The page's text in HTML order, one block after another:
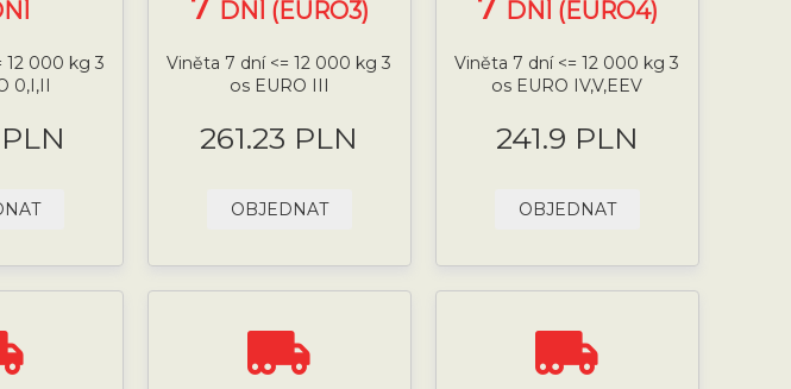
12 000 kg 3
0,I,II
DNÍ (EURO3)
Viněta 7 dní <= 12 000 kg 3
os EURO III
261.23 PLN
OBJEDNAT
DNÍ (EURO4)
Viněta 7 dní <= 12 000 kg 3
os EURO IV,V,EEV
241.9 PLN
OBJEDNAT